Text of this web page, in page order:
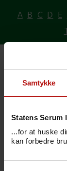
Samtykke
Statens Serum
...for at huske
kan forbedre
A B C D E
Guam
Her kan du